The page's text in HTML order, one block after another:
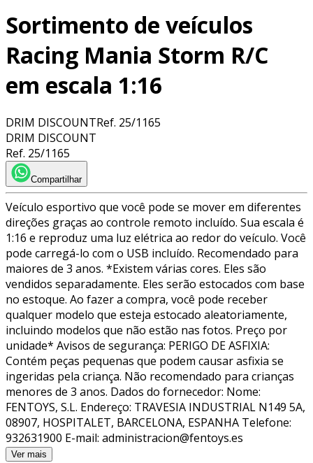
Sortimento de veículos
Racing Mania Storm R/C
em escala 1:16
DRIM DISCOUNTRef. 25/1165
DRIM DISCOUNT
Ref. 25/1165
Compartilhar
Veículo esportivo que você pode se mover em diferentes
direções graças ao controle remoto incluído. Sua escala é
1:16 e reproduz uma luz elétrica ao redor do veículo. Você
pode carregá-lo com o USB incluído. Recomendado para
maiores de 3 anos. *Existem várias cores. Eles são
vendidos separadamente. Eles serão estocados com base
no estoque. Ao fazer a compra, você pode receber
qualquer modelo que esteja estocado aleatoriamente,
incluindo modelos que não estão nas fotos. Preço por
unidade* Avisos de segurança: PERIGO DE ASFIXIA:
Contém peças pequenas que podem causar asfixia se
ingeridas pela criança. Não recomendado para crianças
menores de 3 anos. Dados do fornecedor: Nome:
FENTOYS, S.L. Endereço: TRAVESIA INDUSTRIAL N149 5A,
08907, HOSPITALET, BARCELONA, ESPANHA Telefone:
932631900 E-mail: administracion@fentoys.es
Ver mais